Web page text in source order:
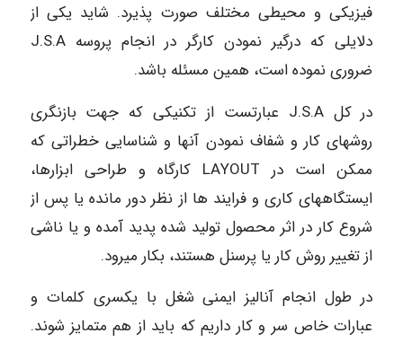
فیزیکی و محیطی مختلف صورت پذیرد. شاید یکی از
دلایلی که درگیر نمودن کارگر در انجام پروسه J.S.A
ضروری نموده است، همین مسئله باشد.
در کل J.S.A عبارتست از تکنیکی که جهت بازنگری
روشهای کار و شفاف نمودن آنها و شناسایی خطراتی که
ممکن است در LAYOUT کارگاه و طراحی ابزارها،
ایستگاههای کاری و فرایند ها از نظر دور مانده یا پس از
شروع کار در اثر محصول تولید شده پدید آمده و یا ناشی
از تغییر روش کار یا پرسنل هستند، بکار میرود.
در طول انجام آنالیز ایمنی شغل با یکسری کلمات و
عبارات خاص سر و کار داریم که باید از هم متمایز شوند.